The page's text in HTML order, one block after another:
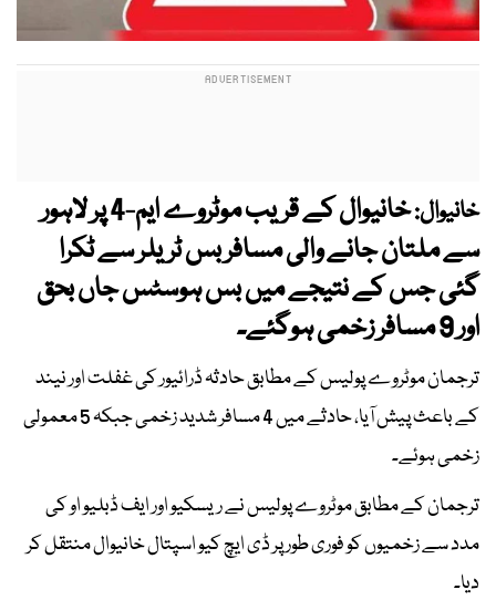
خانیوال:
خانیوال کے قریب موٹروے ایم-4 پر لاہور
سے ملتان جانے والی مسافر بس ٹریلر سے ٹکرا
گئی جس کے نتیجے میں بس ہوسٹس جاں بحق
اور 9 مسافر زخمی ہوگئے۔
ترجمان موٹروے پولیس کے مطابق حادثہ ڈرائیور کی غفلت اور نیند
کے باعث پیش آیا، حادثے میں 4 مسافر شدید زخمی جبکہ 5 معمولی
زخمی ہوئے۔
ترجمان کے مطابق موٹروے پولیس نے ریسکیو اور ایف ڈبلیو او کی
مدد سے زخمیوں کو فوری طور پر ڈی ایچ کیو اسپتال خانیوال منتقل کر
دیا۔